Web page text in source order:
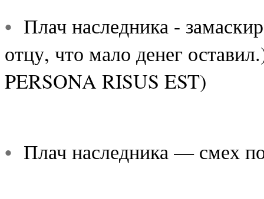
• Плач наследника -
отцу, что мало денег
PERSONA RISUS EST)
• Плач наследника — смех